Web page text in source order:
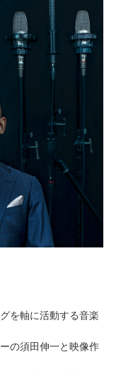
を軸に活動する音楽
の須田伸一と映像作